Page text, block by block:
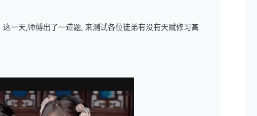
一天,师傅出了一道题, 来测试各位徒弟有没有天赋修习高